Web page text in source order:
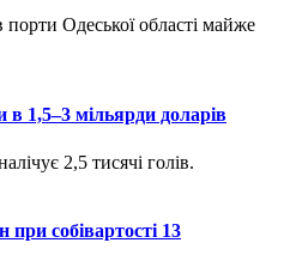
в 1,5–3 мільярди доларів
собівартості 13